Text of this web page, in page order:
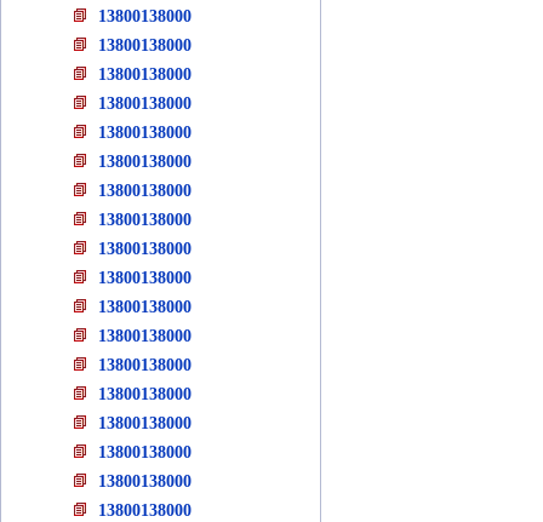
13800138000
13800138000
13800138000
13800138000
13800138000
13800138000
13800138000
13800138000
13800138000
13800138000
13800138000
13800138000
13800138000
13800138000
13800138000
13800138000
13800138000
13800138000